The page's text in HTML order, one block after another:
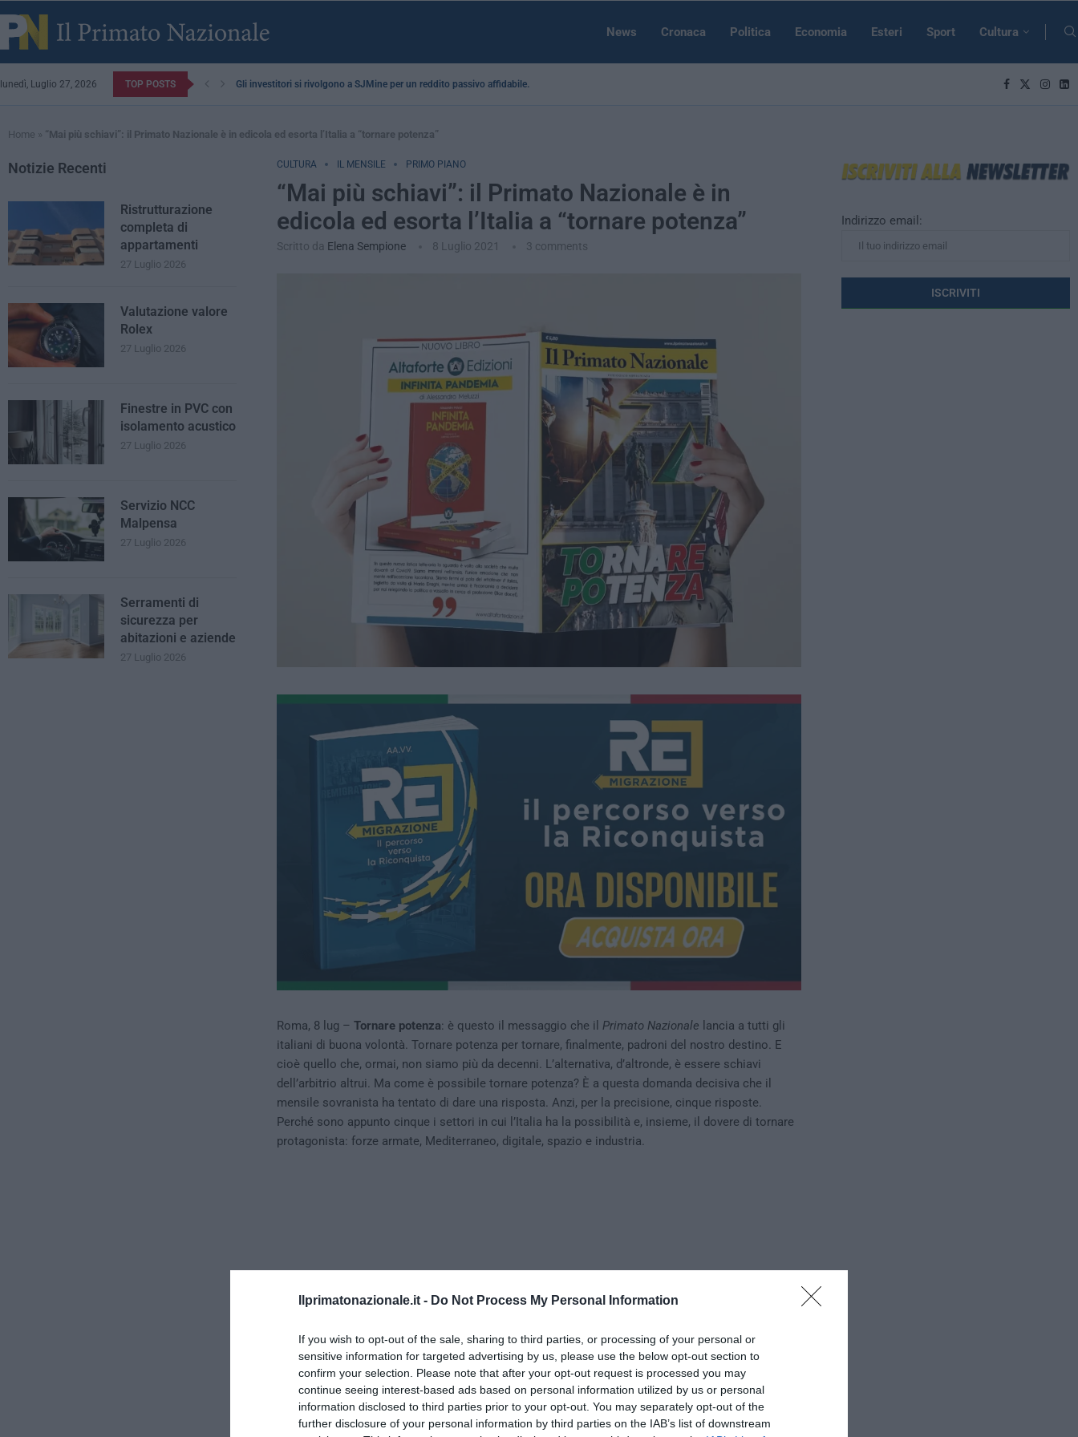
Ilprimatonazionale.it - Do Not Process My Personal Information
If you wish to opt-out of the sale, sharing to third parties, or processing of your personal or
sensitive information for targeted advertising by us, please use the below opt-out section to
confirm your selection. Please note that after your opt-out request is processed you may
continue seeing interest-based ads based on personal information utilized by us or personal
information disclosed to third parties prior to your opt-out. You may separately opt-out of the
further disclosure of your personal information by third parties on the IAB’s list of downstream
News Cronaca Politica Economia Esteri Sport Cultura
lunedì, Luglio 27, 2026 TOP POSTS Gli investitori si rivolgono a SJMine per un reddito passivo affidabile...
Home » “Mai più schiavi”: il Primato Nazionale è in edicola ed esorta l’Italia a “tornare potenza”
CULTURA IL MENSILE PRIMO PIANO
“Mai più schiavi”: il Primato Nazionale è in
edicola ed esorta l’Italia a “tornare potenza”
Scritto da Elena Sempione 8 Luglio 2021 3 comments
Roma, 8 lug – Tornare potenza: è questo il messaggio che il Primato Nazionale lancia a tutti gli
italiani di buona volontà. Tornare potenza per tornare, finalmente, padroni del nostro destino. E
cioè quello che, ormai, non siamo più da decenni. L’alternativa, d’altronde, è essere schiavi
dell’arbitrio altrui. Ma come è possibile tornare potenza? È a questa domanda decisiva che il
mensile sovranista ha tentato di dare una risposta. Anzi, per la precisione, cinque risposte.
Perché sono appunto cinque i settori in cui l’Italia ha la possibilità e, insieme, il dovere di tornare
protagonista: forze armate, Mediterraneo, digitale, spazio e industria.
Il nuovo numero del Primato Nazionale
Indirizzo email:
Notizie Recenti
Ristrutturazione
completa di
appartamenti
27 Luglio 2026
Valutazione valore
Rolex
27 Luglio 2026
Finestre in PVC con
isolamento acustico
27 Luglio 2026
Servizio NCC
Malpensa
27 Luglio 2026
Serramenti di
sicurezza per
abitazioni e aziende
27 Luglio 2026